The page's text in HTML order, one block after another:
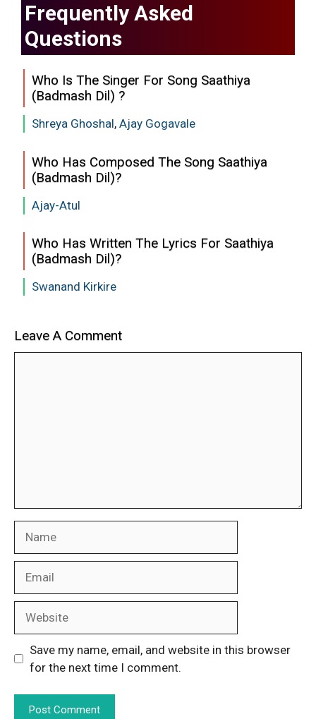
Frequently Asked
Questions
Who Is The Singer For Song Saathiya
(Badmash Dil) ?
Shreya Ghoshal, Ajay Gogavale
Who Has Composed The Song Saathiya
(Badmash Dil)?
Ajay-Atul
Who Has Written The Lyrics For Saathiya
(Badmash Dil)?
Swanand Kirkire
Leave A Comment
Save my name, email, and website in this browser
for the next time I comment.